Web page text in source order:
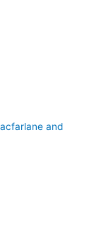
and